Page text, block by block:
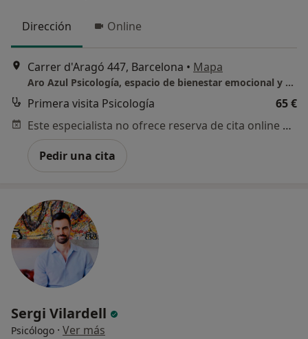
Dirección Online
Carrer d'Aragó 447, Barcelona • Mapa
Aro Azul Psicología, espacio de bienestar emocional y salud mental
Primera visita Psicología
65 €
Este especialista no ofrece reserva de cita online en esta dirección.
Pedir una cita
Sergi Vilardell
Psicólogo · Ver más